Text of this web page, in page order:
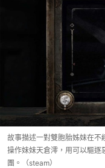
故事描述一對雙胞胎姊妹在不
操作妹妹天倉澪，用可以驅逐
團。（steam）